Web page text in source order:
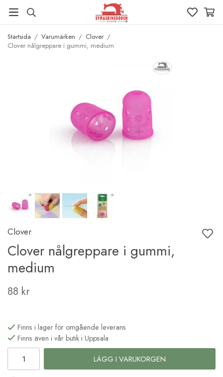
Startsida / Varumärken / Clover /
Clover nålgreppare i gummi, medium
Clover
Clover nålgreppare i gummi,
medium
88 kr
Finns i lager för omgående leverans
Finns även i vår butik i Uppsala
LÄGG I VARUKORGEN